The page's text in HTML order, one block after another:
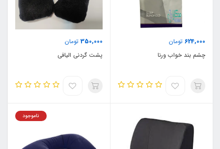
624,000 تومان
چشم بند خواب ورنا
350,000 تومان
پشت گردنی الیافی
ناموجود